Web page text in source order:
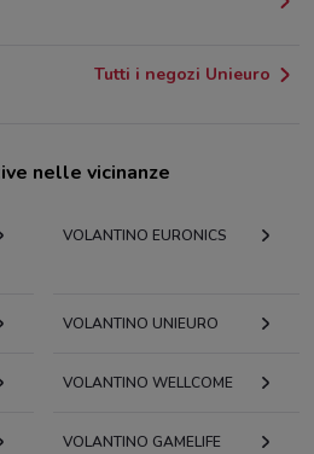
Tutti i negozi Unieuro
nelle vicinanze
VOLANTINO EURONICS
VOLANTINO UNIEURO
VOLANTINO WELLCOME
VOLANTINO GAMELIFE